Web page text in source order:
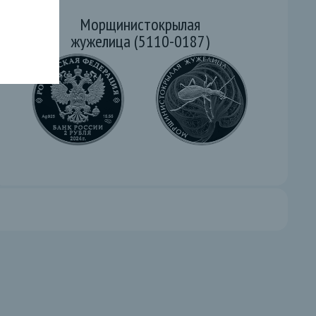
Морщинистокрылая
жужелица (5110-0187)